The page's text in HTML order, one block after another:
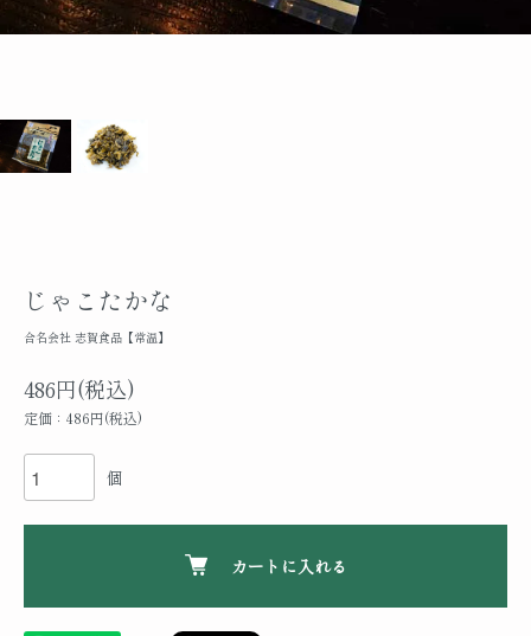
じゃこたかな
合名会社 志賀食品【常温】
486円(税込)
定価：486円(税込)
個
カートに入れる